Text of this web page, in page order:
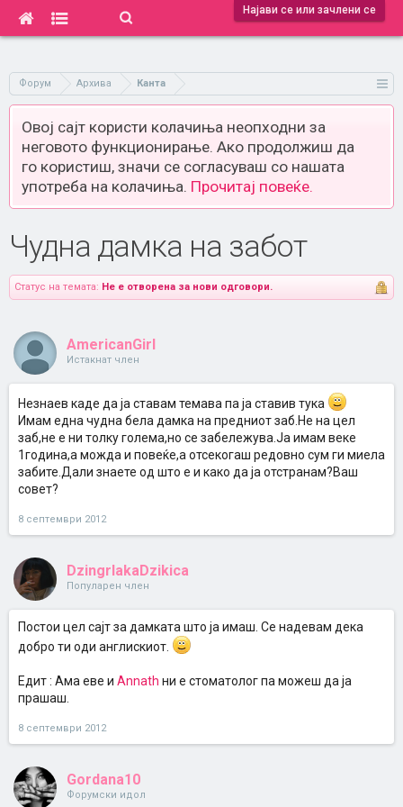
Најави се или зачлени се
Форум Архива Канта
Овој сајт користи колачиња неопходни за
неговото функционирање. Ако продолжиш да
го користиш, значи се согласуваш со нашата
употреба на колачиња. Прочитај повеќе.
Чудна дамка на забот
Статус на темата: Не е отворена за нови одговори.
AmericanGirl
Истакнат член
Незнаев каде да ја ставам темава па ја ставив тука
Имам една чудна бела дамка на предниот заб.Не на цел
заб,не е ни толку голема,но се забележува.Ја имам веке
1година,а можда и повеќе,а отсекогаш редовно сум ги миела
забите.Дали знаете од што е и како да ја отстранам?Ваш
совет?
8 септември 2012
DzingrlakaDzikica
Популарен член
Постои цел сајт за дамката што ја имаш. Се надевам дека
добро ти оди англискиот.
Едит : Ама еве и Аnnath ни е стоматолог па можеш да ја
прашаш.
8 септември 2012
Gordana10
Форумски идол